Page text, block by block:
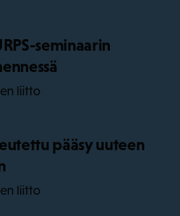
seminaarin
liitto
pääsy uuteen
liitto